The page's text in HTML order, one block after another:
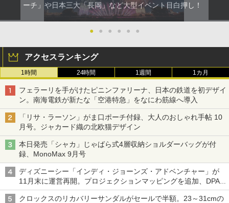
ーチ」や日本三大「長岡」など大型イベント目白押し！
● ● ● ● ● ●
アクセスランキング
1時間 24時間 1週間 1カ月
フェラーリを手がけたピニンファリーナ、日本の鉄道を初デザイ
ン。南海電鉄が新たな「空港特急」をなにわ筋線へ導入
「リサ・ラーソン」がま口ポーチ付録、大人のおしゃれ手帖 10
月号。ジャカード織の北欧猫デザイン
本日発売「シャカ」じゃばら式4層収納ショルダーバッグが付
録、MonoMax 9月号
ディズニーシー「インディ・ジョーンズ・アドベンチャー」が
11月末に運営再開。プロジェクションマッピングを追加、DPA
は1500円
クロックスのリカバリーサンダルがセールで半額。23～31cmの